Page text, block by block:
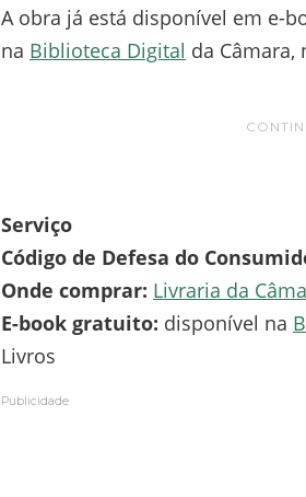
A obra já está disponível em e-
na Biblioteca Digital da Câmara,
Serviço
Código de Defesa do
Onde comprar: Livraria da
E-book gratuito: disponível na
Livros
Publicidade